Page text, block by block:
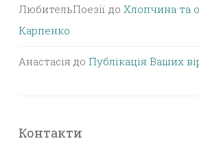
ЛюбительПоезії до Хлопчина та
Карпенко
Анастасія до Публікація Ваших
Контакти